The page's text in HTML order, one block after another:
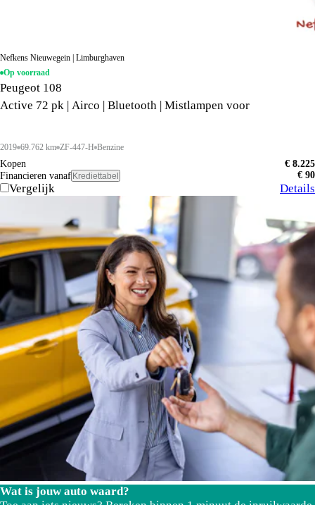
Nefkens Nieuwegein | Limburghaven
Op voorraad
Peugeot 108
Active 72 pk | Airco | Bluetooth | Mistlampen voor
2019 69.762 km ZF-447-H Benzine
Kopen
€ 8.225
Financieren vanaf Krediettabel € 90
Vergelijk Details
Wat is jouw auto waard?